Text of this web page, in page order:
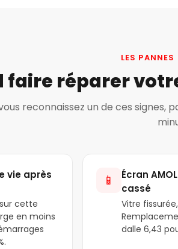
LES
faire réparer
reconnaissez un de ces signes,
vie après
cette
en moins
📱
Écran
cassé
Vitre
dalle 6,43